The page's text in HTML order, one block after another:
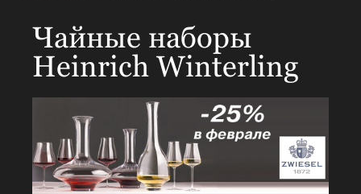
Чайные наборы
Heinrich Winterling